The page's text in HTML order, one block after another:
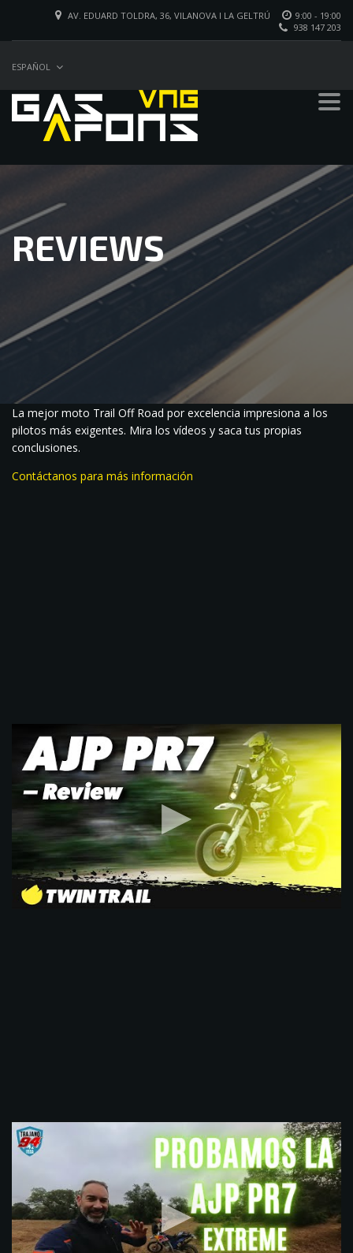
9:00 - 19:00
AV. EDUARD TOLDRA, 36, VILANOVA I LA GELTRÚ
938 147 203
ESPAÑOL
REVIEWS
La mejor moto Trail Off Road por excelencia impresiona a los
pilotos más exigentes. Mira los vídeos y saca tus propias
conclusiones.
Contáctanos para más información